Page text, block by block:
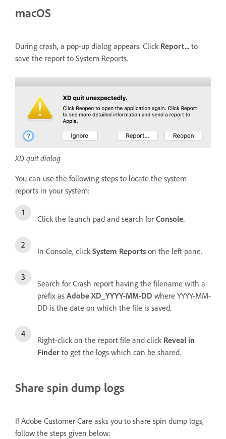
macOS
During crash, a pop-up dialog appears. Click Report... to
save the report to System Reports.
XD quit dialog
You can use the following steps to locate the system
reports in your system:
Click the launch pad and search for Console.
In Console, clickSystem Reports on the left pane.
Search for Crash report having the filename with a
prefix as Adobe XD_YYYY-MM-DD where YYYY-MM-
DD is the date on which the file is saved.
Right-click on the report file and click Reveal in
Finder to get the logs which can be shared.
Share spin dump logs
If Adobe Customer Care asks you to share spin dump logs,
follow the steps given below: